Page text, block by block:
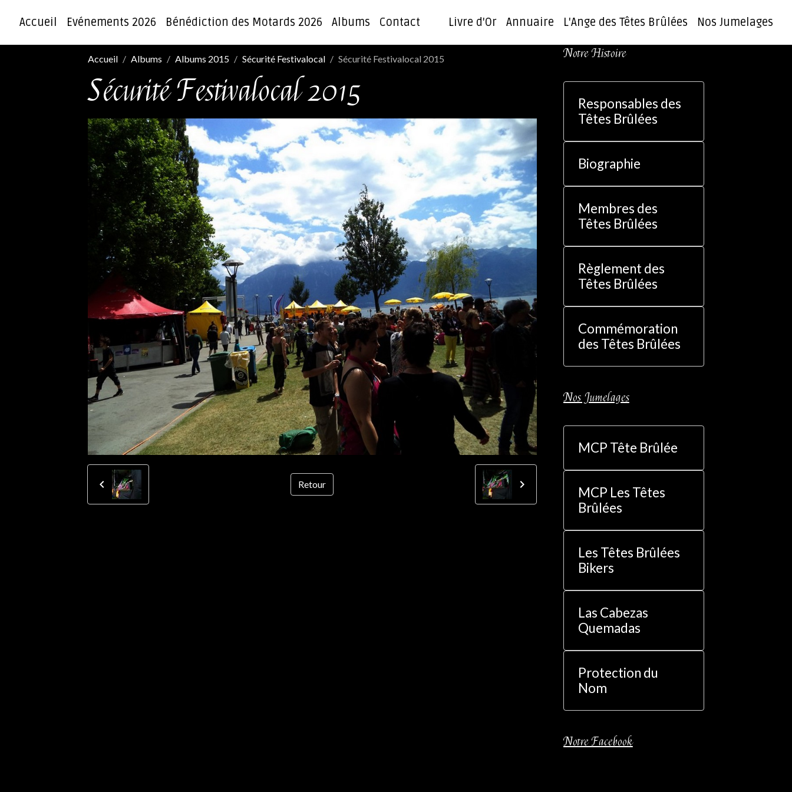
Accueil Evénements 2026 Bénédiction des Motards 2026 Albums Contact Livre d'Or Annuaire L'Ange des Têtes Brûlées Nos Jumelages
Accueil Albums Albums 2015 Sécurité Festivalocal Sécurité Festivalocal 2015
Sécurité Festivalocal 2015
Retour
Notre Histoire
Responsables des
Têtes Brûlées
Biographie
Membres des
Têtes Brûlées
Règlement des
Têtes Brûlées
Commémoration
des Têtes Brûlées
Nos Jumelages
MCP Tête Brûlée
MCP Les Têtes
Brûlées
Les Têtes Brûlées
Bikers
Las Cabezas
Quemadas
Protection du
Nom
Notre Facebook